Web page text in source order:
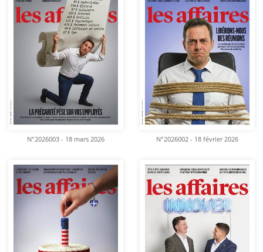
N°2026003 - 18 mars 2026 N°2026002 - 18 février 2026